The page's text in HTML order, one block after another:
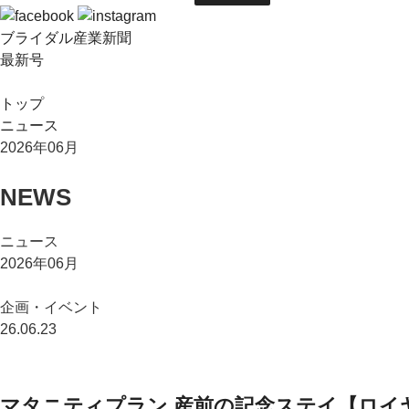
ブライダル産業新聞
最新号
トップ
ニュース
2026年06月
NEWS
ニュース
2026年06月
企画・イベント
26.06.23